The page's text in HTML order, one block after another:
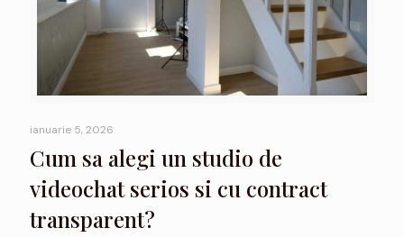
ianuarie 5, 2026
Cum sa alegi un studio de
videochat serios si cu contract
transparent?